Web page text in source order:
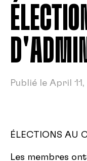
Publié le April 11,
ÉLECTIONS AU
Les membres